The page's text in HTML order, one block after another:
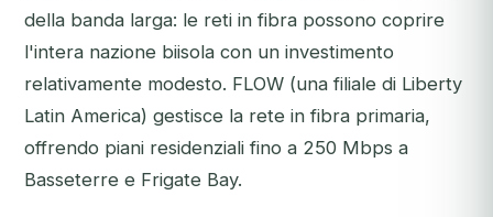
della banda larga: le reti in fibra possono coprire
l'intera nazione biisola con un investimento
relativamente modesto. FLOW (una filiale di Liberty
Latin America) gestisce la rete in fibra primaria,
offrendo piani residenziali fino a 250 Mbps a
Basseterre e Frigate Bay.